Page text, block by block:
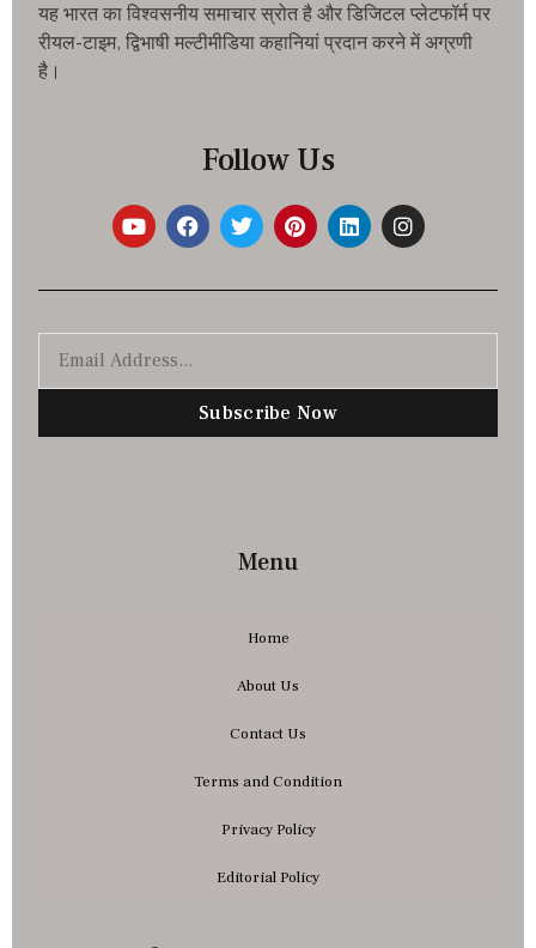
यह भारत का विश्वसनीय समाचार स्रोत है और डिजिटल प्लेटफॉर्म पर
रीयल-टाइम, द्विभाषी मल्टीमीडिया कहानियां प्रदान करने में अग्रणी
है।
Follow Us
Subscribe Now
Menu
Home
About Us
Contact Us
Terms and Condition
Privacy Policy
Editorial Policy